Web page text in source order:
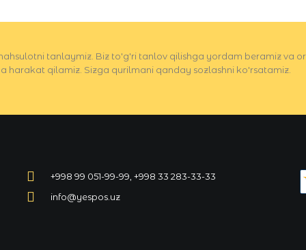
tanlaymiz. Biz to'g'ri tanlov qilishga yordam beramiz va
harakat qilamiz. Sizga qurilmani qanday sozlashni ko'rsatamiz.
+998 99 051-99-99, +998 33 283-33-33
info@yespos.uz